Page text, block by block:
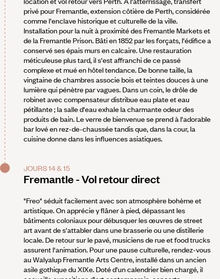
privé pour Fremantle, extension côtière de Perth, considérée
comme l'enclave historique et culturelle de la ville.
Installation pour la nuit à proximité des Fremantle Markets et
de la Fremantle Prison. Bâti en 1852 par les forçats, l'édifice a
conservé ses épais murs en calcaire. Une restauration
méticuleuse plus tard, il s'est affranchi de ce passé
complexe et mué en hôtel tendance. De bonne taille, la
vingtaine de chambres associe bois et teintes douces à une
lumière qui pénètre par vagues. Dans un coin, le drôle de
robinet avec compensateur distribue eau plate et eau
pétillante ; la salle d'eau exhale la charmante odeur des
produits de bain. Le verre de bienvenue se prend à l'adorable
bar lové en rez-de-chaussée tandis que, dans la cour, la
cuisine donne dans les influences asiatiques.
JOURS 14 & 15
Fremantle - Vol retour direct
"Freo" séduit facilement avec son atmosphère bohème et
artistique. On apprécie y flâner à pied, dépassant les
bâtiments coloniaux pour débusquer les œuvres de street
art avant de s'attabler dans une brasserie ou une distillerie
locale. De retour sur le pavé, musiciens de rue et food trucks
assurent l'animation. Pour une pause culturelle, rendez-vous
au Walyalup Fremantle Arts Centre, installé dans un ancien
asile gothique du XIXe. Doté d'un calendrier bien chargé, il